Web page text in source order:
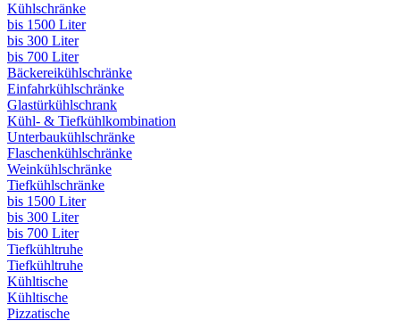
Kühlschränke
bis 1500 Liter
bis 300 Liter
bis 700 Liter
Bäckereikühlschränke
Einfahrkühlschränke
Glastürkühlschrank
Kühl- & Tiefkühlkombination
Unterbaukühlschränke
Flaschenkühlschränke
Weinkühlschränke
Tiefkühlschränke
bis 1500 Liter
bis 300 Liter
bis 700 Liter
Tiefkühltruhe
Tiefkühltruhe
Kühltische
Kühltische
Pizzatische